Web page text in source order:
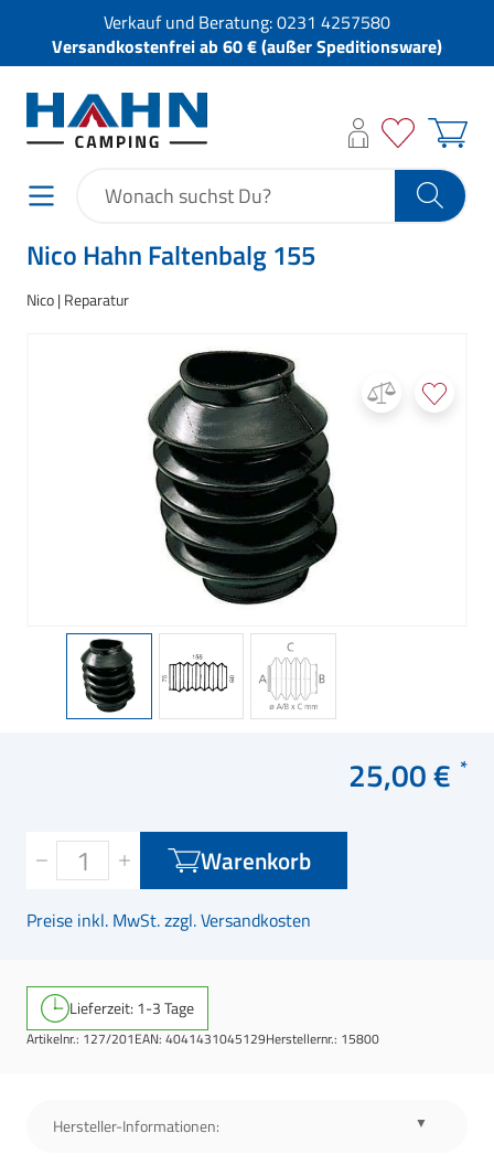
Verkauf und Beratung:0231 4257580
Versandkostenfrei ab 60 € (außer Speditionsware)
Nico Hahn Faltenbalg 155
Nico Reparatur
25,00 €
Warenkorb
Preise inkl. MwSt. zzgl. Versandkosten
Lieferzeit: 1-3 Tage
Artikelnr.: 127/201EAN: 4041431045129Herstellernr.: 15800
Hersteller-Informationen: